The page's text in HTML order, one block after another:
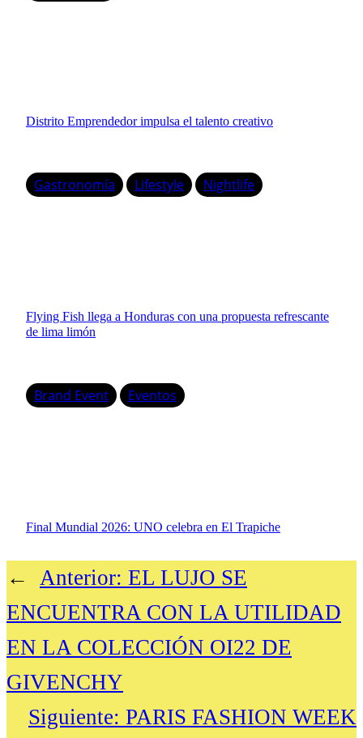
Distrito Emprendedor impulsa el talento creativo
Gastronomía Lifestyle Nightlife
Flying Fish llega a Honduras con una propuesta refrescante
de lima limón
Brand Event Eventos
Final Mundial 2026: UNO celebra en El Trapiche
← Anterior: EL LUJO SE
ENCUENTRA CON LA UTILIDAD
EN LA COLECCIÓN OI22 DE
GIVENCHY
Siguiente: PARIS FASHION WEEK